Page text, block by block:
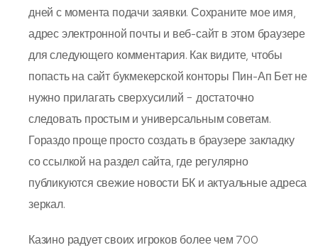
дней с момента подачи заявки. Сохраните мое имя,
адрес электронной почты и веб-сайт в этом браузере
для следующего комментария. Как видите, чтобы
попасть на сайт букмекерской конторы Пин-Ап Бет не
нужно прилагать сверхусилий − достаточно
следовать простым и универсальным советам.
Гораздо проще просто создать в браузере закладку
со ссылкой на раздел сайта, где регулярно
публикуются свежие новости БК и актуальные адреса
зеркал.
Казино радует своих игроков более чем 700